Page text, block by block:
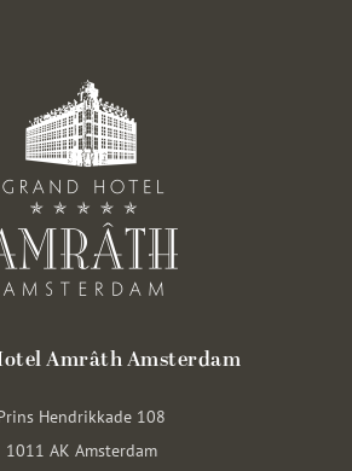
Amrâth Amsterdam
Hendrikkade 108
1011 AK Amsterdam